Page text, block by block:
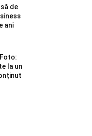
de
ani
la un